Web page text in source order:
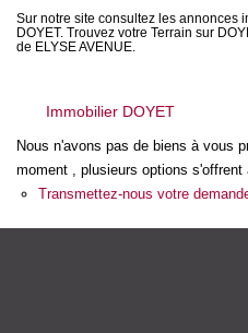
NOTRE
Nos
Créer une alerte
Sur notre site consultez les annonces
DOYET. Trouvez votre Terrain sur
de ELYSE AVENUE.
Immobilier DOYET
Nous n'avons pas de biens à vous
moment , plusieurs options s'offrent
Transmettez-nous votre